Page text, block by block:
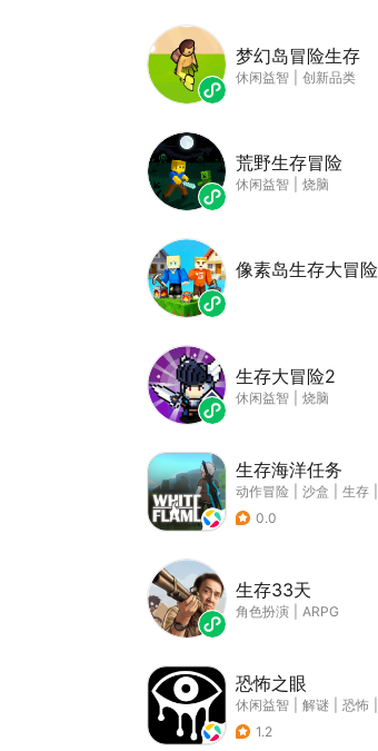
梦幻岛冒险生存
休闲益智 创新品类
荒野生存冒险
休闲益智 烧脑
像素岛生存大冒险
生存大冒险2
休闲益智 烧脑
生存海洋任务
动作冒险 沙盒 生存
0.0
生存33天
角色扮演 ARPG
恐怖之眼
休闲益智 解谜 恐怖
1.2